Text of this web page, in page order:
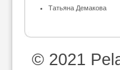
Татьяна Демакова
© 2021